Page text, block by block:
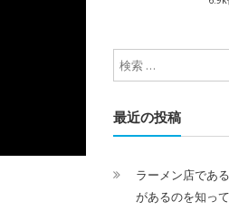
最近の投稿
ラーメン店であ
があるのを知っ